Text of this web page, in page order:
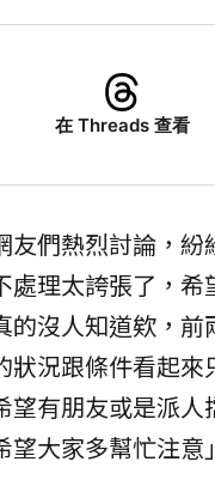
在 Threads 查看
友們熱烈討論，
處理太誇張了，
的沒人知道欸，
狀況跟條件看起來
望有朋友或是派
望大家多幫忙注